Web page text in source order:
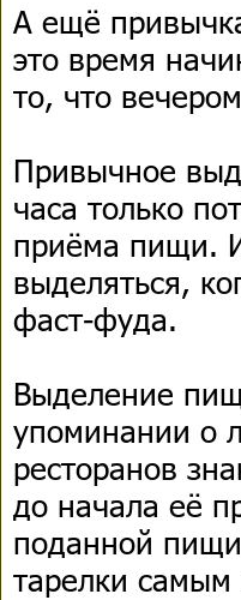
А ещё
это время
то, что
Привычное
часа только
приёма пищи.
выделяться,
фаст-фуда.
Выделение
упоминании о
ресторанов
до начала её
поданной
тарелки